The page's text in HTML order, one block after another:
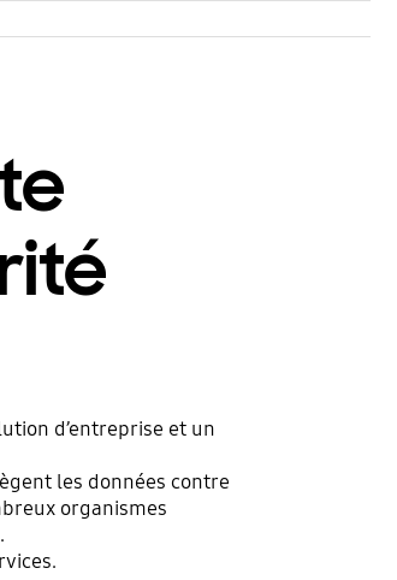
d’entreprise et un
les données contre
organismes